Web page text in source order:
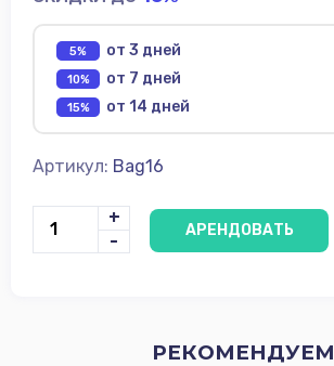
5% от 3 дней
10% от 7 дней
15% от 14 дней
Артикул: Bag16
+
-
АРЕНДОВАТЬ
РЕКОМЕНДУЕМ